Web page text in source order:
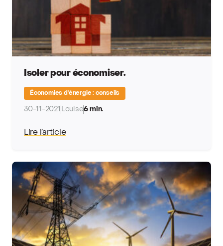
Isoler pour économiser.
Économies d'énergie : conseils
30-11-2021 Louise6 min.
Lire l’article